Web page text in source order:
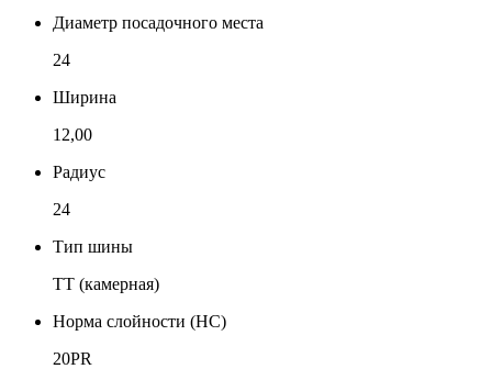
Диаметр посадочного места
24
Ширина
12,00
Радиус
24
Тип шины
TT (камерная)
Норма слойности (НС)
20PR